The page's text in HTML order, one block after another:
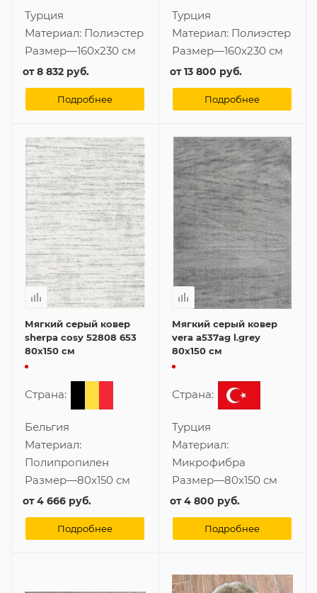
Турция
Материал: Полиэстер
Размер—160x230 см
от8 832 руб.
Подробнее
Турция
Материал: Полиэстер
Размер—160x230 см
от13 800 руб.
Подробнее
Мягкий серый ковер
sherpa cosy 52808 653
80x150 см
Страна:
Бельгия
Материал:
Полипропилен
Размер—80x150 см
от4 666 руб.
Подробнее
Мягкий серый ковер
vera a537ag l.grey
80x150 см
Страна:
Турция
Материал:
Микрофибра
Размер—80x150 см
от4 800 руб.
Подробнее